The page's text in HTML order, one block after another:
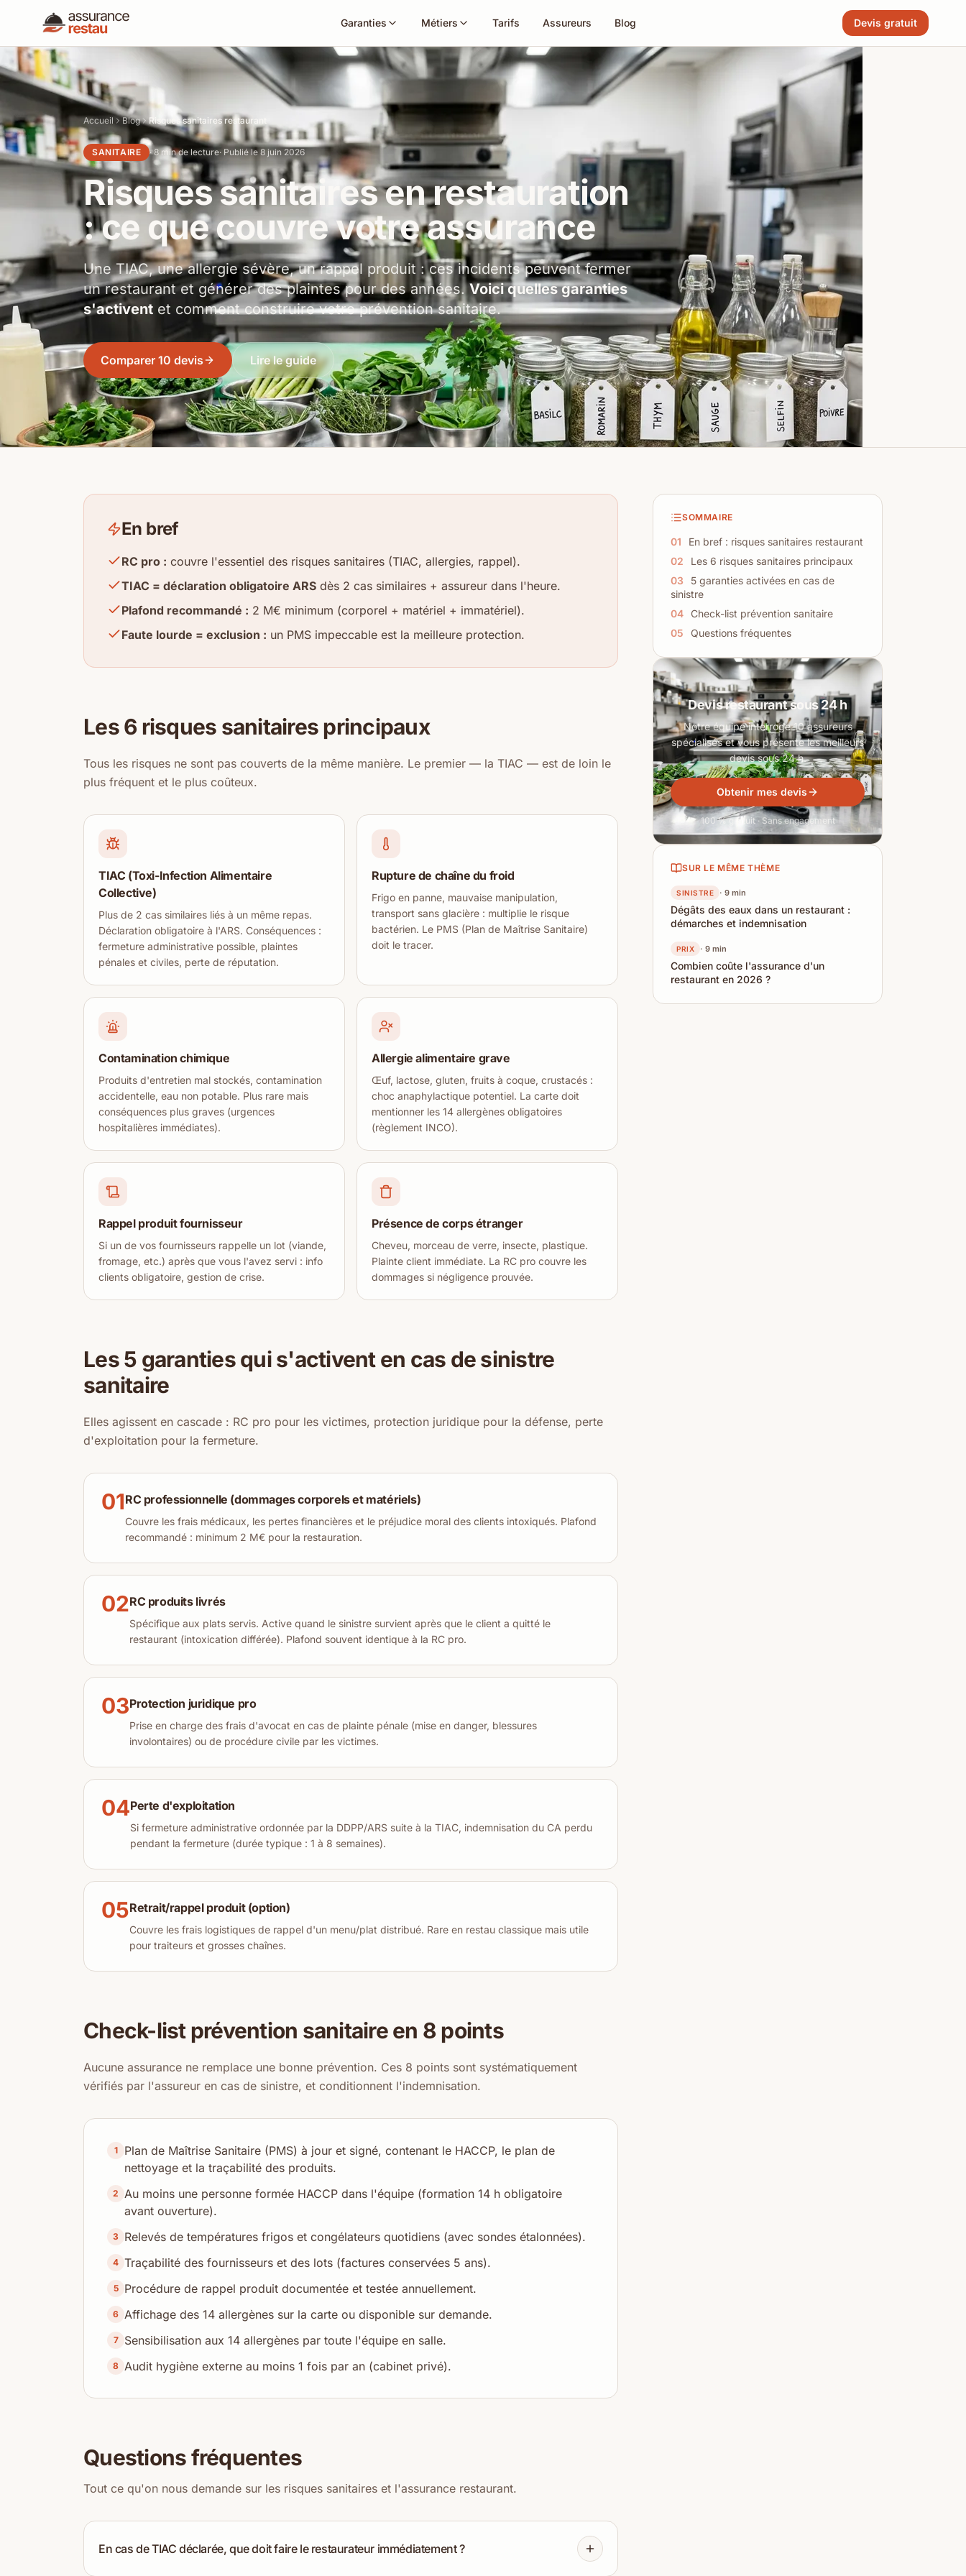
Garanties Métiers Tarifs Assureurs Blog Devis gratuit
Accueil Blog Risques sanitaires restaurant
SANITAIRE · 8 min de lecture· Publié le 8 juin 2026
Risques sanitaires en restauration
: ce que couvre votre assurance
Une TIAC, une allergie sévère, un rappel produit : ces incidents peuvent fermer
un restaurant et générer des plaintes pour des années.Voici quelles garanties
s'activent et comment construire votre prévention sanitaire.
Comparer 10 devis Lire le guide
En bref
RC pro : couvre l'essentiel des risques sanitaires (TIAC, allergies, rappel).
TIAC = déclaration obligatoire ARS dès 2 cas similaires + assureur dans l'heure.
Plafond recommandé : 2 M€ minimum (corporel + matériel + immatériel).
Faute lourde = exclusion : un PMS impeccable est la meilleure protection.
Les 6 risques sanitaires principaux
Tous les risques ne sont pas couverts de la même manière. Le premier — la TIAC — est de loin le
plus fréquent et le plus coûteux.
TIAC (Toxi-Infection Alimentaire
Collective)
Plus de 2 cas similaires liés à un même repas.
Déclaration obligatoire à l'ARS. Conséquences :
fermeture administrative possible, plaintes
pénales et civiles, perte de réputation.
Rupture de chaîne du froid
Frigo en panne, mauvaise manipulation,
transport sans glacière : multiplie le risque
bactérien. Le PMS (Plan de Maîtrise Sanitaire)
doit le tracer.
Contamination chimique
Produits d'entretien mal stockés, contamination
accidentelle, eau non potable. Plus rare mais
conséquences plus graves (urgences
hospitalières immédiates).
Allergie alimentaire grave
Œuf, lactose, gluten, fruits à coque, crustacés :
choc anaphylactique potentiel. La carte doit
mentionner les 14 allergènes obligatoires
(règlement INCO).
Rappel produit fournisseur
Si un de vos fournisseurs rappelle un lot (viande,
fromage, etc.) après que vous l'avez servi : info
clients obligatoire, gestion de crise.
Présence de corps étranger
Cheveu, morceau de verre, insecte, plastique.
Plainte client immédiate. La RC pro couvre les
dommages si négligence prouvée.
Les 5 garanties qui s'activent en cas de sinistre
sanitaire
Elles agissent en cascade : RC pro pour les victimes, protection juridique pour la défense, perte
d'exploitation pour la fermeture.
01RC professionnelle (dommages corporels et matériels)
Couvre les frais médicaux, les pertes financières et le préjudice moral des clients intoxiqués. Plafond
recommandé : minimum 2 M€ pour la restauration.
02RC produits livrés
Spécifique aux plats servis. Active quand le sinistre survient après que le client a quitté le
restaurant (intoxication différée). Plafond souvent identique à la RC pro.
03Protection juridique pro
Prise en charge des frais d'avocat en cas de plainte pénale (mise en danger, blessures
involontaires) ou de procédure civile par les victimes.
04Perte d'exploitation
Si fermeture administrative ordonnée par la DDPP/ARS suite à la TIAC, indemnisation du CA perdu
pendant la fermeture (durée typique : 1 à 8 semaines).
05Retrait/rappel produit (option)
Couvre les frais logistiques de rappel d'un menu/plat distribué. Rare en restau classique mais utile
pour traiteurs et grosses chaînes.
Check-list prévention sanitaire en 8 points
Aucune assurance ne remplace une bonne prévention. Ces 8 points sont systématiquement
vérifiés par l'assureur en cas de sinistre, et conditionnent l'indemnisation.
1
Plan de Maîtrise Sanitaire (PMS) à jour et signé, contenant le HACCP, le plan de
nettoyage et la traçabilité des produits.
2 Au moins une personne formée HACCP dans l'équipe (formation 14 h obligatoire
avant ouverture).
3 Relevés de températures frigos et congélateurs quotidiens (avec sondes étalonnées).
4 Traçabilité des fournisseurs et des lots (factures conservées 5 ans).
5 Procédure de rappel produit documentée et testée annuellement.
6 Affichage des 14 allergènes sur la carte ou disponible sur demande.
7 Sensibilisation aux 14 allergènes par toute l'équipe en salle.
8 Audit hygiène externe au moins 1 fois par an (cabinet privé).
Questions fréquentes
Tout ce qu'on nous demande sur les risques sanitaires et l'assurance restaurant.
En cas de TIAC déclarée, que doit faire le restaurateur immédiatement ?
SOMMAIRE
01
En bref : risques sanitaires restaurant
02
Les 6 risques sanitaires principaux
03
5 garanties activées en cas de
sinistre
04
Check-list prévention sanitaire
05
Questions fréquentes
Devis restaurant sous 24 h
Notre équipe interroge 10 assureurs
spécialisés et vous présente les meilleurs
devis sous 24 h.
Obtenir mes devis
100 % gratuit · Sans engagement
SUR LE MÊME THÈME
SINISTRE · 9 min
Dégâts des eaux dans un restaurant :
démarches et indemnisation
PRIX · 9 min
Combien coûte l'assurance d'un
restaurant en 2026 ?